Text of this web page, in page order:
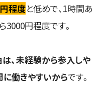
程度と低めで、1時間あ
3000円程度です。
、未経験から参入しや
に働きやすいからです。